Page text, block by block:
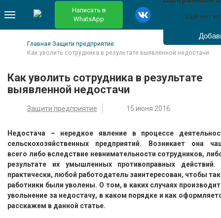
Написать в
WhatsApp
Еще нет
Главная Защити предприятие
Как уволить сотрудника в результате выявленной недостачи
Как уволить сотрудника в результате
выявленной недостачи
Защити предприятие 15 июня 2016
Недостача – нередкое явление в процессе
сельскохозяйственных предприятий. Возникает она
всего либо вследствие невнимательности сотрудников,
результате их умышленных противоправных действий.
практически, любой работодатель заинтересован, чтобы
работники были уволены. О том, в каких случаях
увольнение за недостачу, в каком порядке и как
расскажем в данной статье.